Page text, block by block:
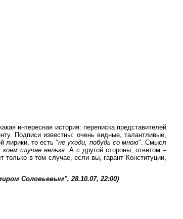
интересная история: переписка представителей
Подписи известны: очень видные, талантливые,
лирики, то есть "не уходи, побудь со мною". Смысл
коем случае нельзя . А с другой стороны, ответом –
только в том случае, если вы, гарант Конституции,
Соловьевым", 28.10.07, 22:00)